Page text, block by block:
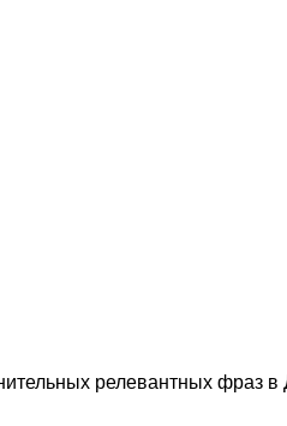
релевантных фраз в